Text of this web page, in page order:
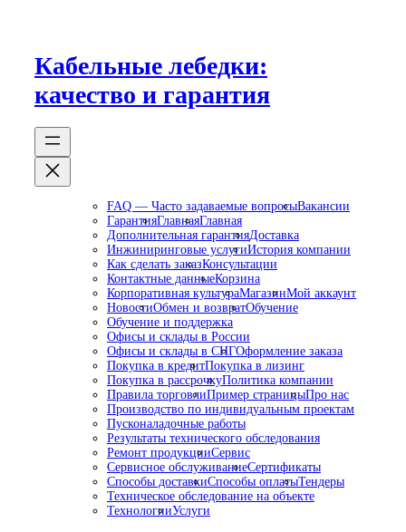
Кабельные лебедки:
качество и гарантия
FAQ — Часто задаваемые вопросыВакансии
ГарантияГлавнаяГлавная
Дополнительная гарантияДоставка
Инжиниринговые услугиИстория компании
Как сделать заказКонсультации
Контактные данныеКорзина
Корпоративная культураМагазинМой аккаунт
НовостиОбмен и возвратОбучение
Обучение и поддержка
Офисы и склады в России
Офисы и склады в СНГОформление заказа
Покупка в кредитПокупка в лизинг
Покупка в рассрочкуПолитика компании
Правила торговлиПример страницыПро нас
Производство по индивидуальным проектам
Пусконаладочные работы
Результаты технического обследования
Ремонт продукцииСервис
Сервисное обслуживаниеСертификаты
Способы доставкиСпособы оплатыТендеры
Техническое обследование на объекте
ТехнологииУслуги